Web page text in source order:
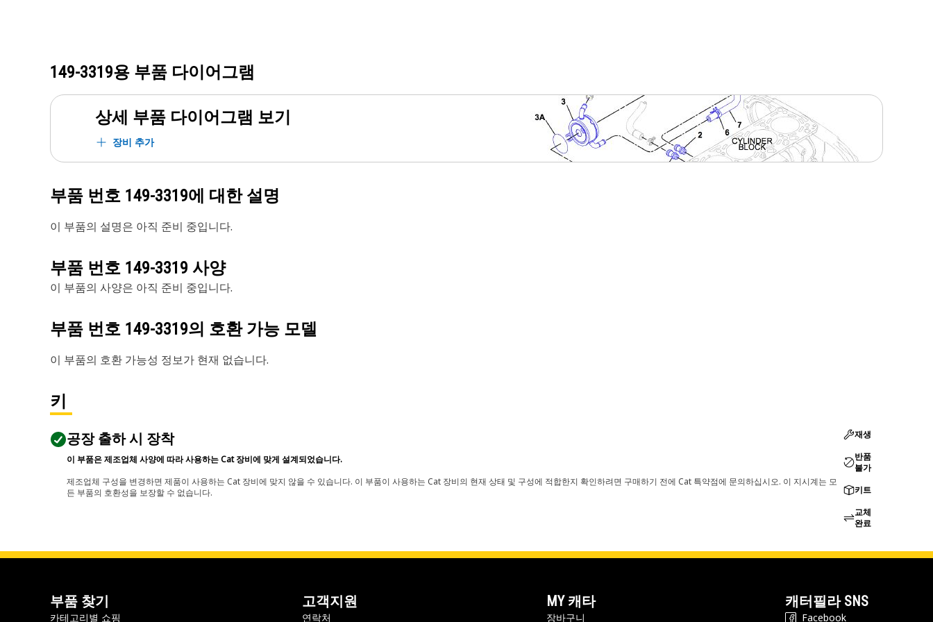
149-3319용 부품 다이어그램
상세 부품 다이어그램 보기
장비 추가
부품 번호 149-3319에 대한 설명
이 부품의 설명은 아직 준비 중입니다.
부품 번호 149-3319 사양
이 부품의 사양은 아직 준비 중입니다.
부품 번호 149-3319의 호환 가능 모델
이 부품의 호환 가능성 정보가 현재 없습니다.
키
공장 출하 시 장착
이 부품은 제조업체 사양에 따라 사용하는 Cat 장비에 맞게 설계되었습니다.
제조업체 구성을 변경하면 제품이 사용하는 Cat 장비에 맞지 않을 수 있습니다. 이 부품이 사용하는 Cat 장비의 현재 상태 및 구성에 적합한지 확인하려면 구매하기 전에 Cat 특약점에 문의하십시오. 이 지시계는 모
든 부품의 호환성을 보장할 수 없습니다.
재생
반품
불가
키트
교체
완료
부품 찾기
카테고리별 쇼핑
고객지원
연락처
MY 캐타
장바구니
캐터필라 SNS
Facebook